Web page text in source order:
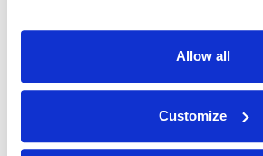
Allow all
Customize
Wir freuen uns alle auf diese Zeit und ich
folgen, dass Sie beten: "Dein Reich
Weg, wie die Welt jemals einen
den Nationen erleben wird, ist dadurch,
diesen Weltfrieden herbeiführt und die